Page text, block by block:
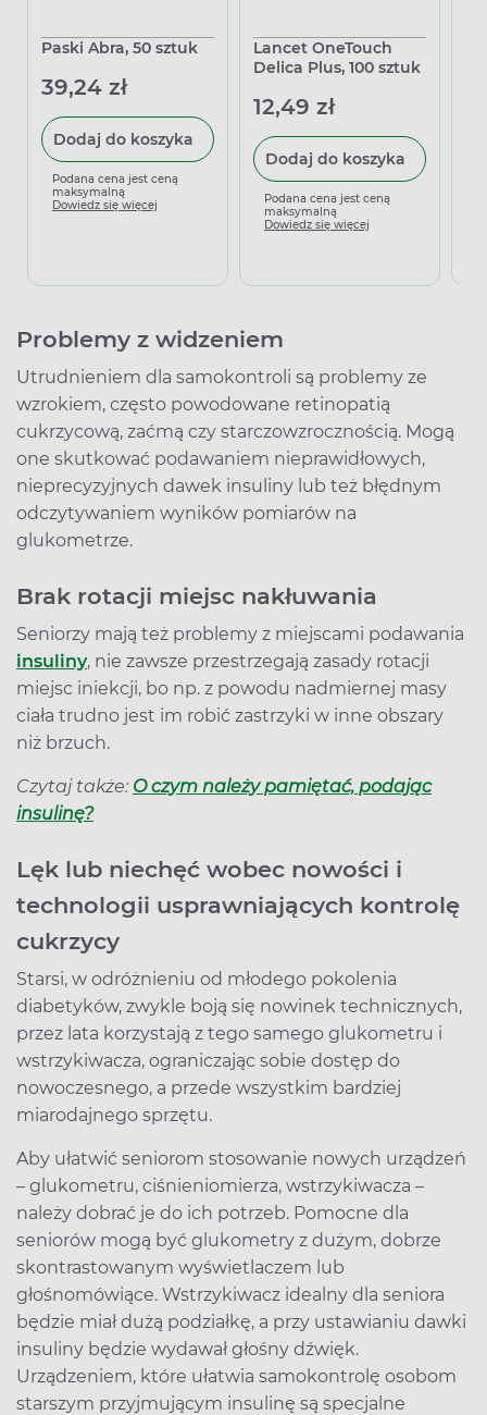
Paski Abra, 50 sztuk
39,24 zł
Dodaj do koszyka
Podana cena jest ceną
maksymalną
Dowiedz się więcej
Lancet OneTouch
Delica Plus, 100 sztuk
12,49 zł
Dodaj do koszyka
Podana cena jest ceną
maksymalną
Dowiedz się więcej
Problemy z widzeniem
Utrudnieniem dla samokontroli są problemy ze
wzrokiem, często powodowane retinopatią
cukrzycową, zaćmą czy starczowzrocznością. Mogą
one skutkować podawaniem nieprawidłowych,
nieprecyzyjnych dawek insuliny lub też błędnym
odczytywaniem wyników pomiarów na
glukometrze.
Brak rotacji miejsc nakłuwania
Seniorzy mają też problemy z miejscami podawania
insuliny, nie zawsze przestrzegają zasady rotacji
miejsc iniekcji, bo np. z powodu nadmiernej masy
ciała trudno jest im robić zastrzyki w inne obszary
niż brzuch.
Czytaj także: O czym należy pamiętać, podając
insulinę?
Lęk lub niechęć wobec nowości i
technologii usprawniających kontrolę
cukrzycy
Starsi, w odróżnieniu od młodego pokolenia
diabetyków, zwykle boją się nowinek technicznych,
przez lata korzystają z tego samego glukometru i
wstrzykiwacza, ograniczając sobie dostęp do
nowoczesnego, a przede wszystkim bardziej
miarodajnego sprzętu.
Aby ułatwić seniorom stosowanie nowych urządzeń
– glukometru, ciśnieniomierza, wstrzykiwacza –
należy dobrać je do ich potrzeb. Pomocne dla
seniorów mogą być glukometry z dużym, dobrze
skontrastowanym wyświetlaczem lub
głośnomówiące. Wstrzykiwacz idealny dla seniora
będzie miał dużą podziałkę, a przy ustawianiu dawki
insuliny będzie wydawał głośny dźwięk.
Urządzeniem, które ułatwia samokontrolę osobom
starszym przyjmującym insulinę są specjalne